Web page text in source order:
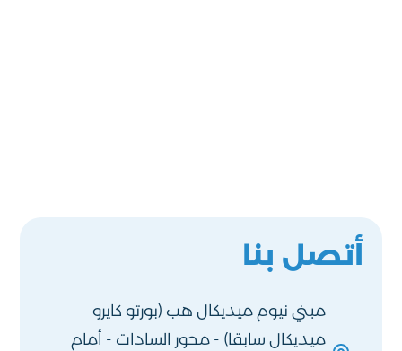
أتصل بنا
مبني نيوم ميديكال هب (بورتو كايرو
ميديكال سابقا) - محور السادات - أمام